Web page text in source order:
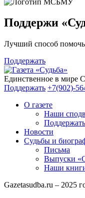
Поддержи
Лучший способ помочь
Поддержать
Единственное в мире
Поддержать +7(902)-
О газете
Наши
Новости
Судьбы и
Письма
Выпуски
Наши
Gazetasudba.ru – 2025